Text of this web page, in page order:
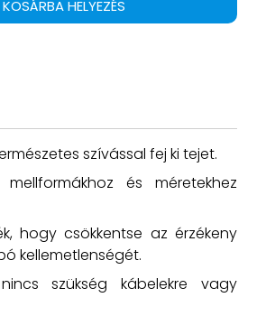
KOSÁRBA HELYEZÉS
szívással fej ki tejet.
és méretekhez
hogy csökkentse az érzékeny
kellemetlenségét.
szükség kábelekre vagy